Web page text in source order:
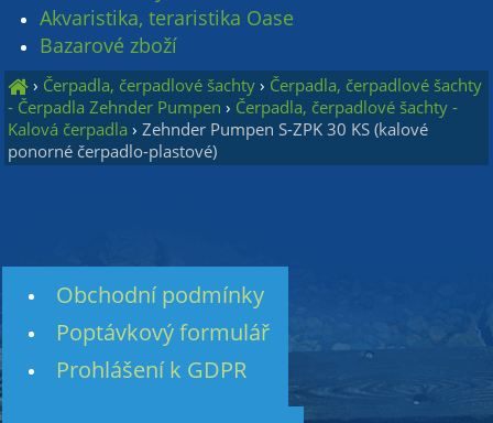
Akvaristika, teraristika Oase
Bazarové zboží
› Čerpadla, čerpadlové šachty › Čerpadla, čerpadlové šachty
- Čerpadla Zehnder Pumpen › Čerpadla, čerpadlové šachty -
Kalová čerpadla ›Zehnder Pumpen S-ZPK 30 KS (kalové
ponorné čerpadlo-plastové)
Obchodní podmínky
Poptávkový formulář
Prohlášení k GDPR